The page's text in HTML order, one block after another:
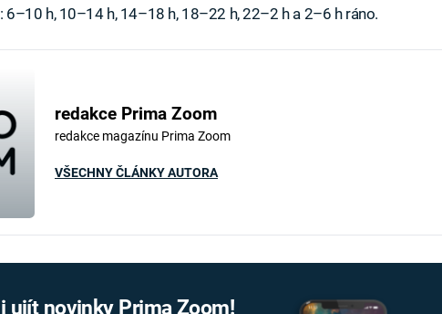
6–10 h, 10–14 h, 14–18 h, 18–22 h, 22–2 h a 2–6 h ráno.
redakce Prima Zoom
redakce magazínu Prima Zoom
VŠECHNY ČLÁNKY AUTORA
ujít novinky Prima Zoom!